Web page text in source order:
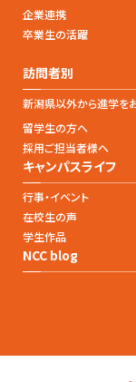
企業連携
卒業生の活躍
訪問者別
新潟県以外から進学を
留学生の方へ
採用ご担当者様へ
キャンパスライフ
行事・イベント
在校生の声
学生作品
NCC blog